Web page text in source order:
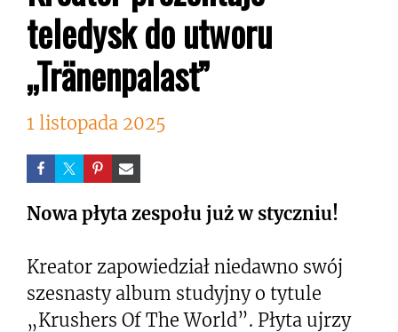
teledysk do utworu
„Tränenpalast”
1 listopada 2025
Nowa płyta zespołu już w styczniu!
Kreator zapowiedział niedawno swój
szesnasty album studyjny o tytule
„Krushers Of The World”. Płyta ujrzy